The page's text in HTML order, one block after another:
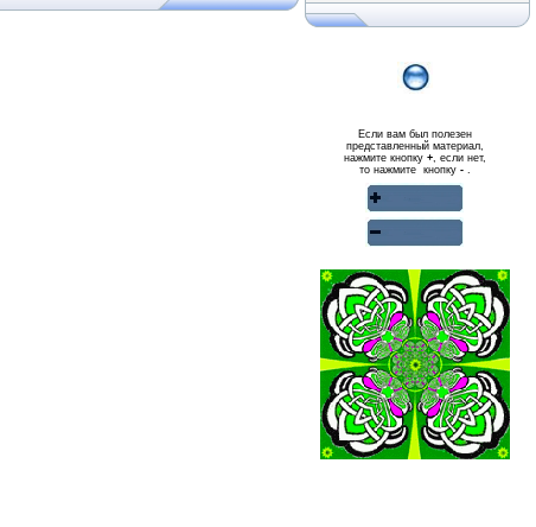
Если вам был полезен
представленный материал,
нажмите кнопку+, если нет,
то нажмите кнопку -.